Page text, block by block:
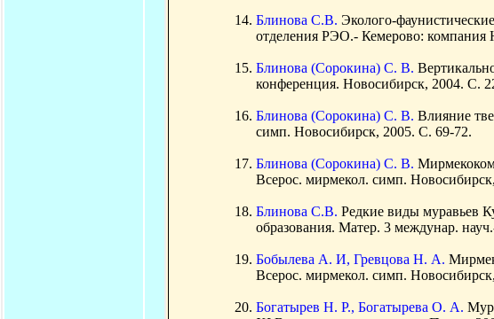
Блинова С.В. Эколого-
отделения РЭО.- Кемерово:
Блинова (Сорокина) С. В.
конференция. Новосибирск, 2004. С.
Блинова (Сорокина) С. В. Влияние
симп. Новосибирск, 2005. С. 69-72.
Блинова (Сорокина) С. В.
Всерос. мирмекол. симп.
Блинова С.В. Редкие виды муравьев
образования. Матер. 3 междунар.
Бобылева А. И, Гревцова Н. А.
Всерос. мирмекол. симп.
Богатырев Н. Р., Богатырева О. А.